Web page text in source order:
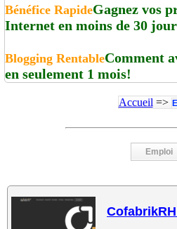
Bénéfice RapideGagnez vos
Internet en moins de 30
Blogging RentableComment
en seulement 1 mois!
Accueil =>
Emploi
CofabrikRH